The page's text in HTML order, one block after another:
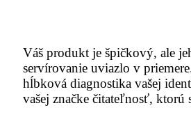
Váš produkt je špičkový, ale
servírovanie uviazlo v
hĺbková diagnostika vašej
vašej značke čitateľnosť, ktorú